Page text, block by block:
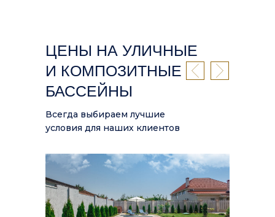
ЦЕНЫ НА УЛИЧНЫЕ
И КОМПОЗИТНЫЕ
БАССЕЙНЫ
Всегда выбираем лучшие
условия для наших клиентов